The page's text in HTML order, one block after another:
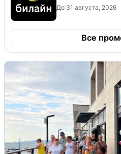
До 31 августа, 2026
Все